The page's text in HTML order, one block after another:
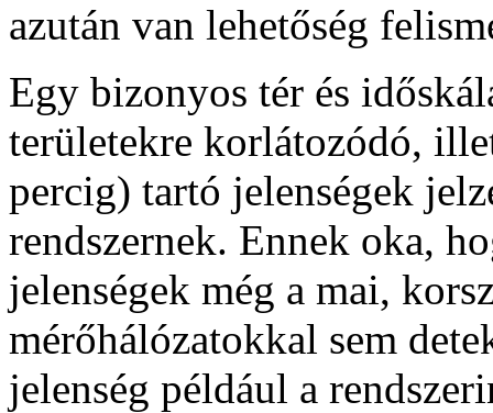
azután van lehetőség
Egy bizonyos tér és
területekre korlátozódó,
percig) tartó jelenségek
rendszernek. Ennek oka,
jelenségek még a mai,
mérőhálózatokkal sem
jelenség például a